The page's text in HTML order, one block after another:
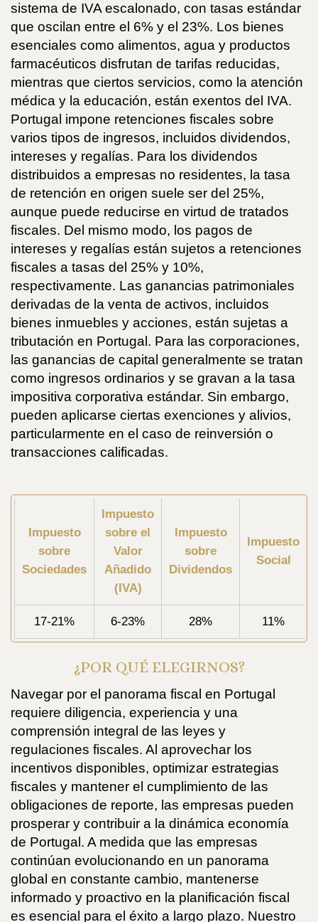
sistema de IVA escalonado, con tasas estándar
que oscilan entre el 6% y el 23%. Los bienes
esenciales como alimentos, agua y productos
farmacéuticos disfrutan de tarifas reducidas,
mientras que ciertos servicios, como la atención
médica y la educación, están exentos del IVA.
Portugal impone retenciones fiscales sobre
varios tipos de ingresos, incluidos dividendos,
intereses y regalías. Para los dividendos
distribuidos a empresas no residentes, la tasa
de retención en origen suele ser del 25%,
aunque puede reducirse en virtud de tratados
fiscales. Del mismo modo, los pagos de
intereses y regalías están sujetos a retenciones
fiscales a tasas del 25% y 10%,
respectivamente. Las ganancias patrimoniales
derivadas de la venta de activos, incluidos
bienes inmuebles y acciones, están sujetas a
tributación en Portugal. Para las corporaciones,
las ganancias de capital generalmente se tratan
como ingresos ordinarios y se gravan a la tasa
impositiva corporativa estándar. Sin embargo,
pueden aplicarse ciertas exenciones y alivios,
particularmente en el caso de reinversión o
transacciones calificadas.
Impuesto
sobre
Sociedades
Impuesto
sobre el
Valor
Añadido
(IVA)
Impuesto
sobre
Dividendos
Impuesto
Social
17-21% 6-23% 28% 11%
¿POR QUÉ ELEGIRNOS?
Navegar por el panorama fiscal en Portugal
requiere diligencia, experiencia y una
comprensión integral de las leyes y
regulaciones fiscales. Al aprovechar los
incentivos disponibles, optimizar estrategias
fiscales y mantener el cumplimiento de las
obligaciones de reporte, las empresas pueden
prosperar y contribuir a la dinámica economía
de Portugal. A medida que las empresas
continúan evolucionando en un panorama
global en constante cambio, mantenerse
informado y proactivo en la planificación fiscal
es esencial para el éxito a largo plazo. Nuestro